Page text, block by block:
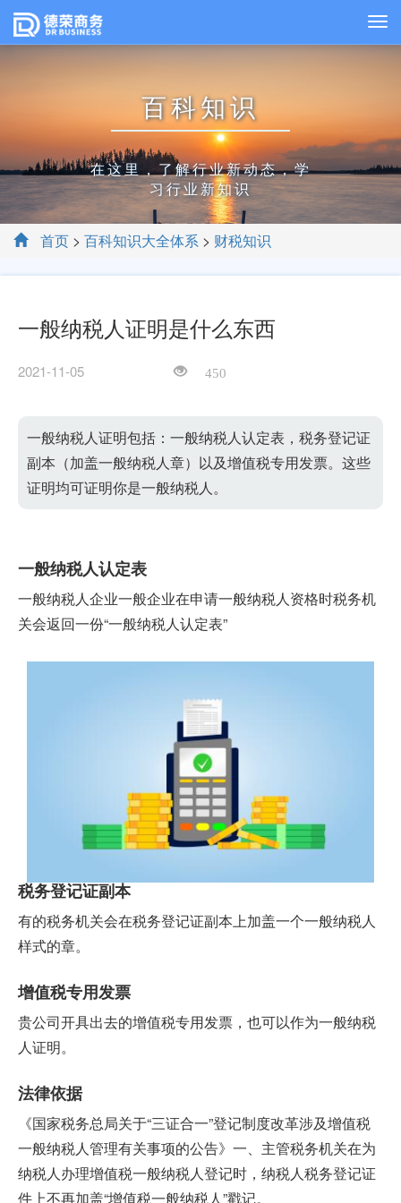
百科知识
在这里，了解行业新动态，学
习行业新知识
首页 > 百科知识大全体系 > 财税知识
一般纳税人证明是什么东西
2021-11-05 450
一般纳税人证明包括：一般纳税人认定表，税务登记证
副本（加盖一般纳税人章）以及增值税专用发票。这些
证明均可证明你是一般纳税人。
一般纳税人认定表
一般纳税人企业一般企业在申请一般纳税人资格时税务机
关会返回一份“一般纳税人认定表”
税务登记证副本
有的税务机关会在税务登记证副本上加盖一个一般纳税人
样式的章。
增值税专用发票
贵公司开具出去的增值税专用发票，也可以作为一般纳税
人证明。
法律依据
《国家税务总局关于“三证合一”登记制度改革涉及增值税
一般纳税人管理有关事项的公告》一、主管税务机关在为
纳税人办理增值税一般纳税人登记时，纳税人税务登记证
件上不再加盖“增值税一般纳税人”戳记。